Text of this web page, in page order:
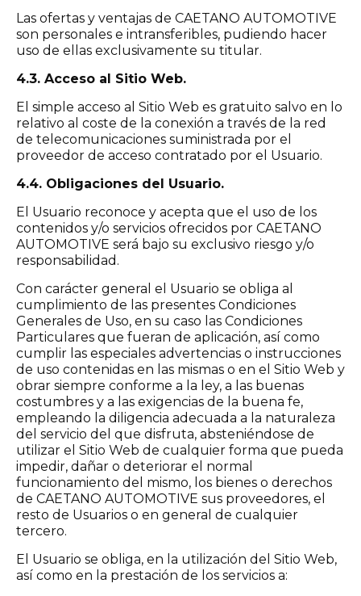
Las ofertas y ventajas de CAETANO AUTOMOTIVE
son personales e intransferibles, pudiendo hacer
uso de ellas exclusivamente su titular.
4.3. Acceso al Sitio Web.
El simple acceso al Sitio Web es gratuito salvo en lo
relativo al coste de la conexión a través de la red
de telecomunicaciones suministrada por el
proveedor de acceso contratado por el Usuario.
4.4. Obligaciones del Usuario.
El Usuario reconoce y acepta que el uso de los
contenidos y/o servicios ofrecidos por CAETANO
AUTOMOTIVE será bajo su exclusivo riesgo y/o
responsabilidad.
Con carácter general el Usuario se obliga al
cumplimiento de las presentes Condiciones
Generales de Uso, en su caso las Condiciones
Particulares que fueran de aplicación, así como
cumplir las especiales advertencias o instrucciones
de uso contenidas en las mismas o en el Sitio Web y
obrar siempre conforme a la ley, a las buenas
costumbres y a las exigencias de la buena fe,
empleando la diligencia adecuada a la naturaleza
del servicio del que disfruta, absteniéndose de
utilizar el Sitio Web de cualquier forma que pueda
impedir, dañar o deteriorar el normal
funcionamiento del mismo, los bienes o derechos
de CAETANO AUTOMOTIVE sus proveedores, el
resto de Usuarios o en general de cualquier
tercero.
El Usuario se obliga, en la utilización del Sitio Web,
así como en la prestación de los servicios a: